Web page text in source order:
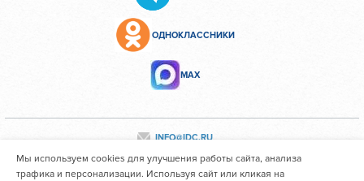
ОДНОКЛАССНИКИ
МАХ
INFO@IDC.RU
Мы используем cookies для улучшения работы сайта, анализа
трафика и персонализации. Используя сайт или кликая на